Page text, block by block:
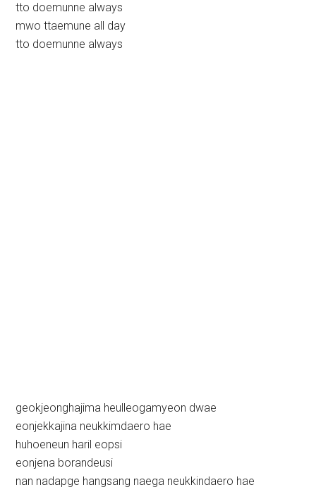
tto doemunne always
mwo ttaemune all day
tto doemunne always
geokjeonghajima heulleogamyeon dwae
eonjekkajina neukkimdaero hae
huhoeneun haril eopsi
eonjena borandeusi
nan nadapge hangsang naega neukkindaero hae